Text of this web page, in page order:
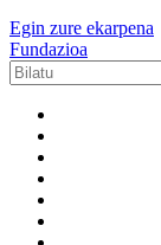
Egin zure ekarpena
Fundazioa